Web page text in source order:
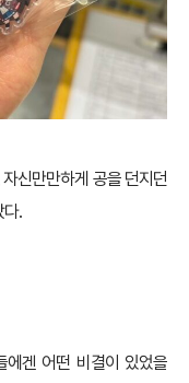
신만만하게 공을 던지던
다.
에겐 어떤 비결이 있었을